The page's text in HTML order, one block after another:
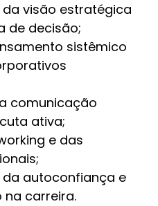
visão estratégica
de decisão;
sistêmico
comunicação
ativa;
e das
da autoconfiança e
carreira.